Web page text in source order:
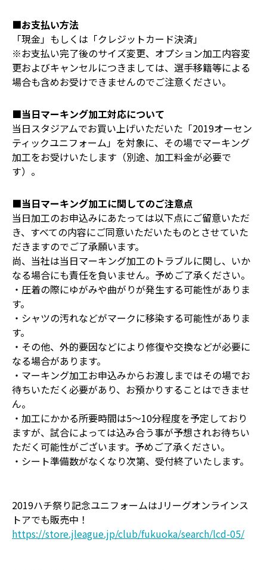
■お支払い方法
「現金」もしくは「クレジットカード決済」
※お支払い完了後のサイズ変更、オプション加工内容変
更およびキャンセルにつきましては、選手移籍等による
場合も含めお受けできませんのでご注意ください。
■当日マーキング加工対応について
当日スタジアムでお買い上げいただいた「2019オーセン
ティックユニフォーム」を対象に、その場でマーキング
加工をお受けいたします（別途、加工料金が必要で
す）。
■当日マーキング加工に関してのご注意点
当日加工のお申込みにあたっては以下点にご留意いただ
き、すべての内容にご同意いただいたものとさせていた
だきますのでご了承願います。
尚、当社は当日マーキング加工のトラブルに関し、いか
なる場合にも責任を負いません。予めご了承ください。
・圧着の際にゆがみや曲がりが発生する可能性がありま
す。
・シャツの汚れなどがマークに移染する可能性がありま
す。
・その他、外的要因などにより修復や交換などが必要に
なる場合があります。
・マーキング加工お申込みからお渡しまではその場でお
待ちいただく必要があり、お預かりすることはできませ
ん。
・加工にかかる所要時間は5～10分程度を予定しており
ますが、試合によっては込み合う事が予想されお待ちい
ただく可能性がございます。予めご了承ください。
・シート準備数がなくなり次第、受付終了いたします。
2019ハチ祭り記念ユニフォームはJリーグオンラインス
トアでも販売中！
https://store.jleague.jp/club/fukuoka/search/lcd-05/